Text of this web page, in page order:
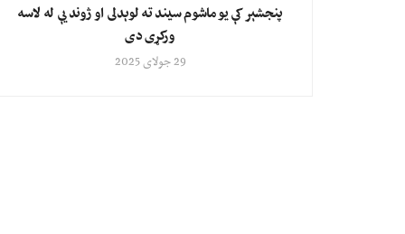
پنجشېر کې یو ماشوم سیند ته لوېدلی او ژوند یې له لاسه
ورکړی دی
29 جولای 2025